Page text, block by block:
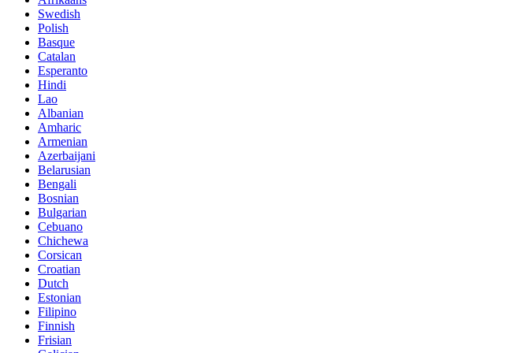
Swedish
Polish
Basque
Catalan
Esperanto
Hindi
Lao
Albanian
Amharic
Armenian
Azerbaijani
Belarusian
Bengali
Bosnian
Bulgarian
Cebuano
Chichewa
Corsican
Croatian
Dutch
Estonian
Filipino
Finnish
Frisian